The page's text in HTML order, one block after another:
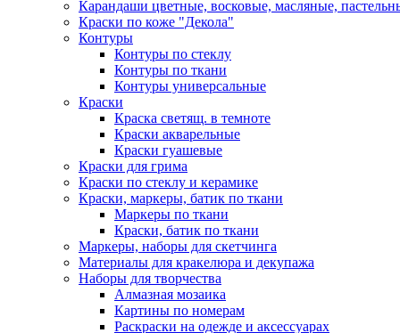
Карандаши цветные, восковые, масляные,
Краски по коже "Декола"
Контуры
Контуры по стеклу
Контуры по ткани
Контуры универсальные
Краски
Краска светящ. в темноте
Краски акварельные
Краски гуашевые
Краски для грима
Краски по стеклу и керамике
Краски, маркеры, батик по ткани
Маркеры по ткани
Краски, батик по ткани
Маркеры, наборы для скетчинга
Материалы для кракелюра и декупажа
Наборы для творчества
Алмазная мозаика
Картины по номерам
Раскраски на одежде и аксессуарах